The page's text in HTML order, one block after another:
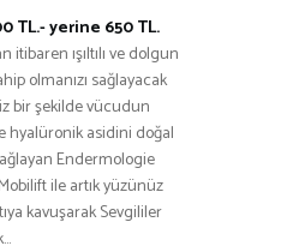
TL.- yerine 650 TL.
itibaren ışıltılı ve dolgun
olmanızı sağlayacak
bir şekilde vücudun
hyalüronik asidini doğal
Endermologie
ile artık yüzünüz
kavuşarak Sevgililer